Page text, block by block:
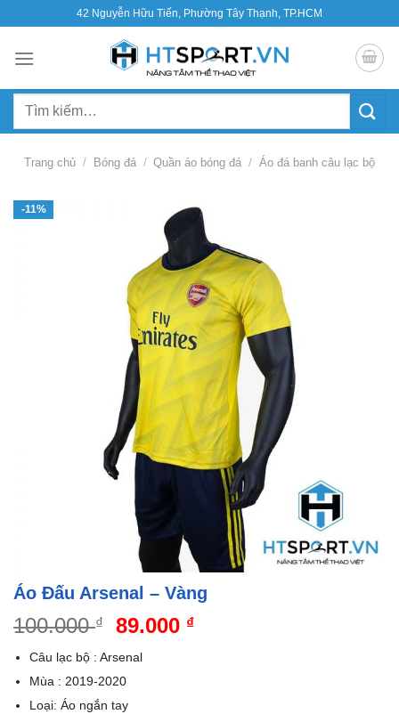
nội
42 Nguyễn Hữu Tiến, Phường Tây Thạnh, TP.HCM
Tìm
Trang chủ / Bóng đá / Quần áo bóng đá / Áo đá banh câu lạc bộ
-11%
Áo Đấu Arsenal – Vàng
100.000₫
Giá
là:
100.000 ₫.
89.000 ₫Giá
Câu lạc bộ : Arsenal
Mùa : 2019-2020
Loại: Áo ngắn tay